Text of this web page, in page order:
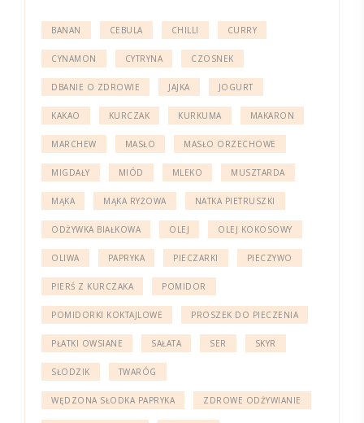
BANAN CEBULA CHILLI CURRY
CYNAMON CYTRYNA CZOSNEK
DBANIE O ZDROWIE JAJKA JOGURT
KAKAO KURCZAK KURKUMA MAKARON
MARCHEW MASŁO MASŁO ORZECHOWE
MIGDAŁY MIÓD MLEKO MUSZTARDA
MĄKA MĄKA RYŻOWA NATKA PIETRUSZKI
ODŻYWKA BIAŁKOWA OLEJ OLEJ KOKOSOWY
OLIWA PAPRYKA PIECZARKI PIECZYWO
PIERŚ Z KURCZAKA POMIDOR
POMIDORKI KOKTAJLOWE PROSZEK DO PIECZENIA
PŁATKI OWSIANE SAŁATA SER SKYR
SŁODZIK TWARÓG
WĘDZONA SŁODKA PAPRYKA ZDROWE ODŻYWIANIE